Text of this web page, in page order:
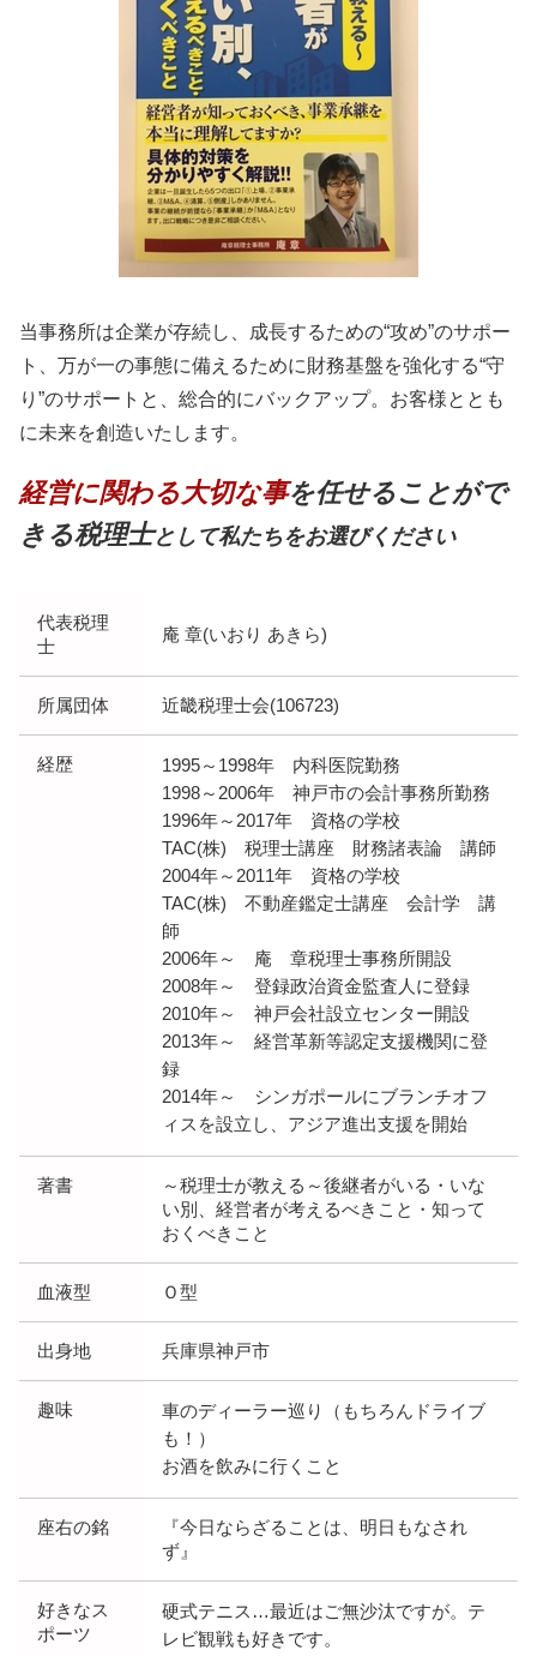
当事務所は企業が存続し、成長するための“攻め”のサポー
ト、万が一の事態に備えるために財務基盤を強化する“守
り”のサポートと、総合的にバックアップ。お客様ととも
に未来を創造いたします。
経営に関わる大切な事を任せることがで
きる税理士として私たちをお選びください
代表税理
士
庵 章(いおり あきら)
所属団体 近畿税理士会(106723)
経歴
1995～1998年 内科医院勤務
1998～2006年 神戸市の会計事務所勤務
1996年～2017年 資格の学校
TAC(株) 税理士講座 財務諸表論 講師
2004年～2011年 資格の学校
TAC(株) 不動産鑑定士講座 会計学 講
師
2006年～ 庵 章税理士事務所開設
2008年～ 登録政治資金監査人に登録
2010年～ 神戸会社設立センター開設
2013年～ 経営革新等認定支援機関に登
録
2014年～ シンガポールにブランチオフ
ィスを設立し、アジア進出支援を開始
著書
～税理士が教える～後継者がいる・いな
い別、経営者が考えるべきこと・知って
おくべきこと
血液型 Ｏ型
出身地 兵庫県神戸市
趣味
車のディーラー巡り（もちろんドライブ
も！）
お酒を飲みに行くこと
座右の銘
『今日ならざることは、明日もなされ
ず』
好きなス
ポーツ
硬式テニス…最近はご無沙汰ですが。テ
レビ観戦も好きです。